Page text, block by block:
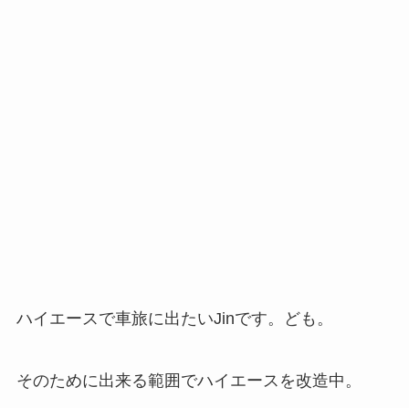
ハイエースで車旅に出たいJinです。ども。
そのために出来る範囲でハイエースを改造中。